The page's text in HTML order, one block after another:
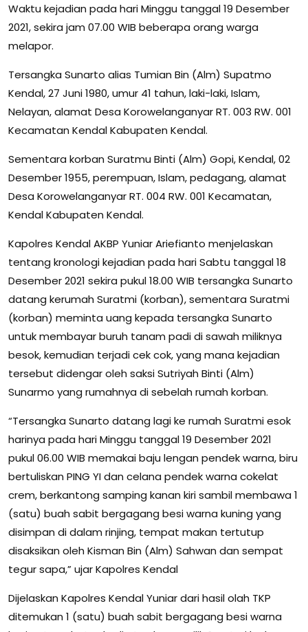
Waktu kejadian pada hari Minggu tanggal 19 Desember
2021, sekira jam 07.00 WIB beberapa orang warga
melapor.
Tersangka Sunarto alias Tumian Bin (Alm) Supatmo
Kendal, 27 Juni 1980, umur 41 tahun, laki-laki, Islam,
Nelayan, alamat Desa Korowelanganyar RT. 003 RW. 001
Kecamatan Kendal Kabupaten Kendal.
Sementara korban Suratmu Binti (Alm) Gopi, Kendal, 02
Desember 1955, perempuan, Islam, pedagang, alamat
Desa Korowelanganyar RT. 004 RW. 001 Kecamatan,
Kendal Kabupaten Kendal.
Kapolres Kendal AKBP Yuniar Ariefianto menjelaskan
tentang kronologi kejadian pada hari Sabtu tanggal 18
Desember 2021 sekira pukul 18.00 WIB tersangka Sunarto
datang kerumah Suratmi (korban), sementara Suratmi
(korban) meminta uang kepada tersangka Sunarto
untuk membayar buruh tanam padi di sawah miliknya
besok, kemudian terjadi cek cok, yang mana kejadian
tersebut didengar oleh saksi Sutriyah Binti (Alm)
Sunarmo yang rumahnya di sebelah rumah korban.
“Tersangka Sunarto datang lagi ke rumah Suratmi esok
harinya pada hari Minggu tanggal 19 Desember 2021
pukul 06.00 WIB memakai baju lengan pendek warna, biru
bertuliskan PING YI dan celana pendek warna cokelat
crem, berkantong samping kanan kiri sambil membawa 1
(satu) buah sabit bergagang besi warna kuning yang
disimpan di dalam rinjing, tempat makan tertutup
disaksikan oleh Kisman Bin (Alm) Sahwan dan sempat
tegur sapa,” ujar Kapolres Kendal
Dijelaskan Kapolres Kendal Yuniar dari hasil olah TKP
ditemukan 1 (satu) buah sabit bergagang besi warna